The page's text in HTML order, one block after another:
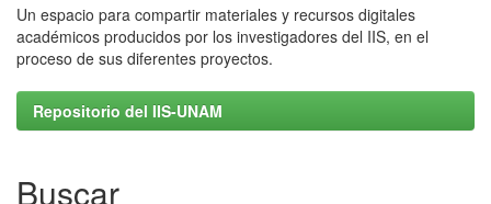
Un espacio para compartir materiales y recursos digitales
académicos producidos por los investigadores del IIS, en el
proceso de sus diferentes proyectos.
Repositorio del IIS-UNAM
Buscar